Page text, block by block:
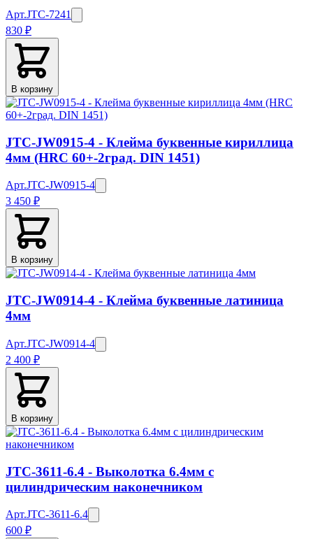
Арт.JTC-7241
830 ₽
В корзину
JTC-JW0915-4 - Клейма буквенные кириллица
4мм (HRC 60+-2град. DIN 1451)
Арт.JTC-JW0915-4
3 450 ₽
В корзину
JTC-JW0914-4 - Клейма буквенные латиница
4мм
Арт.JTC-JW0914-4
2 400 ₽
В корзину
JTC-3611-6.4 - Выколотка 6.4мм с
цилиндрическим наконечником
Арт.JTC-3611-6.4
600 ₽